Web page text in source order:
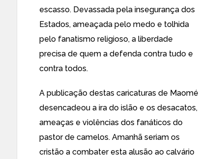
escasso. Devassada pela insegurança dos
Estados, ameaçada pelo medo e tolhida
pelo fanatismo religioso, a liberdade
precisa de quem a defenda contra tudo e
contra todos.
A publicação destas caricaturas de Maomé
desencadeou a ira do islão e os desacatos,
ameaças e violências dos fanáticos do
pastor de camelos. Amanhã seriam os
cristão a combater esta alusão ao calvário